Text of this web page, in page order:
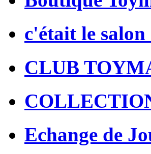
c'était le salon
CLUB
Echange de